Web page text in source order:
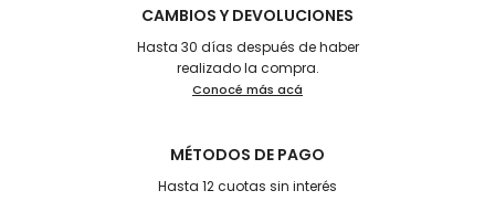
CAMBIOS Y DEVOLUCIONES
Hasta 30 días después de haber
realizado la compra.
Conocé más acá
MÉTODOS DE PAGO
Hasta 12 cuotas sin interés